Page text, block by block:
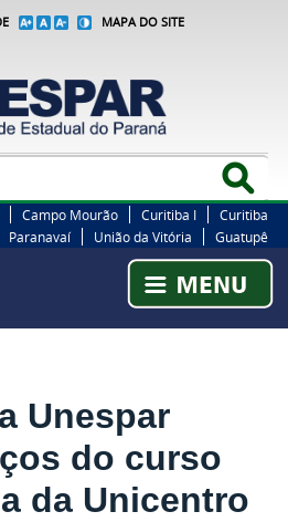
MAPA DO SITE
Campo Mourão Curitiba I
Curitiba
Paranavaí União da Vitória Guatupê
Unespar
do curso
da Unicentro